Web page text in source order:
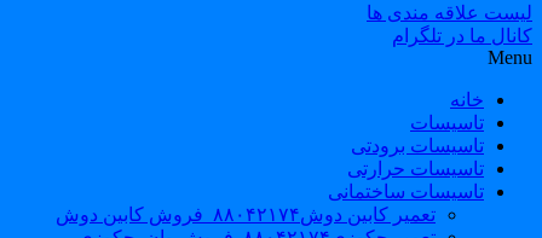
علاقه مندی ها
ما در تلگرام
خانه
تاسیسات
تاسیسات برودتی
تاسیسات حرارتی
تاسیسات ساختمانی
تعمیر کابین دوش۸۸۰۴۲۱۷۴_فروش کابین دوش